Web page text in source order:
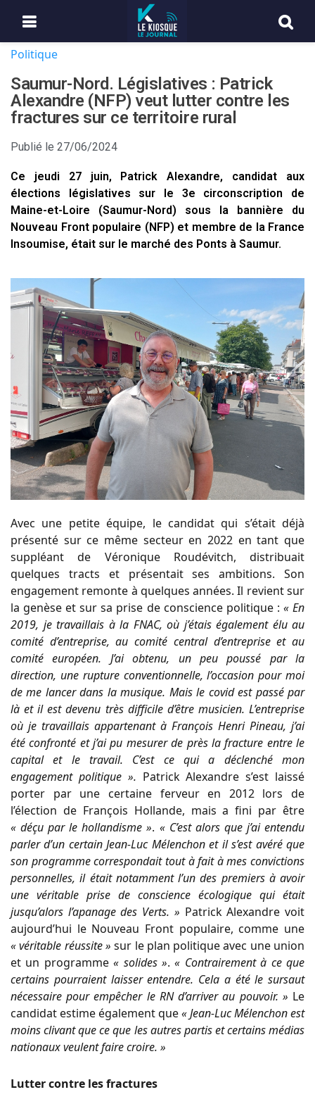
Politique
Saumur-Nord. Législatives : Patrick
Alexandre (NFP) veut lutter contre les
fractures sur ce territoire rural
Publié le 27/06/2024
Ce jeudi 27 juin, Patrick Alexandre, candidat aux
élections législatives sur le 3e circonscription de
Maine-et-Loire (Saumur-Nord) sous la bannière du
Nouveau Front populaire (NFP) et membre de la France
Insoumise, était sur le marché des Ponts à Saumur.
Avec une petite équipe, le candidat qui s’était déjà
présenté sur ce même secteur en 2022 en tant que
suppléant de Véronique Roudévitch, distribuait
quelques tracts et présentait ses ambitions. Son
engagement remonte à quelques années. Il revient sur
la genèse et sur sa prise de conscience politique : « En
2019, je travaillais à la FNAC, où j’étais également élu au
comité d’entreprise, au comité central d’entreprise et au
comité européen. J’ai obtenu, un peu poussé par la
direction, une rupture conventionnelle, l’occasion pour moi
de me lancer dans la musique. Mais le covid est passé par
là et il est devenu très difficile d’être musicien. L’entreprise
où je travaillais appartenant à François Henri Pineau, j’ai
été confronté et j’ai pu mesurer de près la fracture entre le
capital et le travail. C’est ce qui a déclenché mon
engagement politique ». Patrick Alexandre s’est laissé
porter par une certaine ferveur en 2012 lors de
l’élection de François Hollande, mais a fini par être
« déçu par le hollandisme ». « C’est alors que j’ai entendu
parler d’un certain Jean-Luc Mélenchon et il s’est avéré que
son programme correspondait tout à fait à mes convictions
personnelles, il était notamment l’un des premiers à avoir
une véritable prise de conscience écologique qui était
jusqu’alors l’apanage des Verts. » Patrick Alexandre voit
aujourd’hui le Nouveau Front populaire, comme une
« véritable réussite » sur le plan politique avec une union
et un programme« solides ».« Contrairement à ce que
certains pourraient laisser entendre. Cela a été le sursaut
nécessaire pour empêcher le RN d’arriver au pouvoir. » Le
candidat estime également que« Jean-Luc Mélenchon est
moins clivant que ce que les autres partis et certains médias
nationaux veulent faire croire. »
Lutter contre les fractures